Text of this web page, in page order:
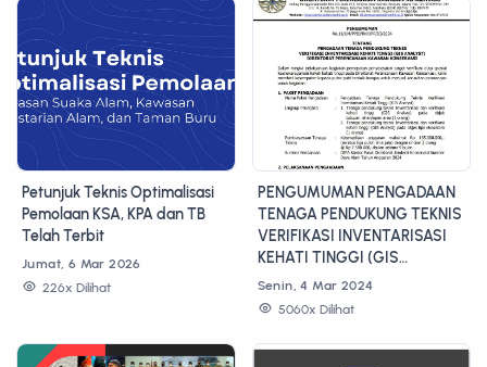
Petunjuk Teknis Optimalisasi
Pemolaan KSA, KPA dan TB
Telah Terbit
Jumat, 6 Mar 2026
226x Dilihat
PENGUMUMAN PENGADAAN
TENAGA PENDUKUNG TEKNIS
VERIFIKASI INVENTARISASI
KEHATI TINGGI (GIS
ANALYST) DIREKTORAT
PERENCANAAN KAWASAN
Senin, 4 Mar 2024
5060x Dilihat